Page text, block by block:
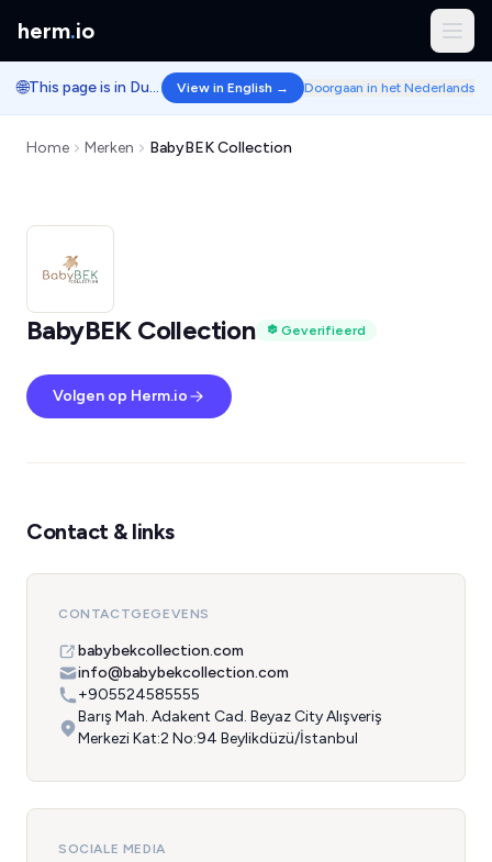
herm.io
🌐 This page is in Dutch. View in English → Doorgaan in het Nederlands
Home Merken BabyBEK Collection
BabyBEK Collection Geverifieerd
Volgen op Herm.io
Contact & links
CONTACTGEGEVENS
babybekcollection.com
info@babybekcollection.com
+905524585555
Barış Mah. Adakent Cad. Beyaz City Alışveriş
Merkezi Kat:2 No:94 Beylikdüzü/İstanbul
SOCIALE MEDIA